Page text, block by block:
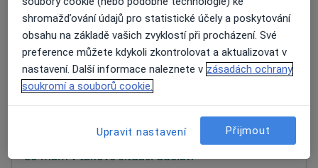
Klinika Dr. Pírka s.r.o.
Na Celně 885, Mladá Boleslav29301
Přiblížit mapu
Na této adrese online kalendář není aktivní
Co mám v takové situaci udělat?
shromažďování údajů pro statistické účely a poskytování
obsahu na základě vašich zvyklostí při procházení. Své
preference můžete kdykoli zkontrolovat a aktualizovat v
nastavení. Další informace naleznete v zásadách ochrany
soukromí a souborů cookie.
Upravit nastavení Přijmout